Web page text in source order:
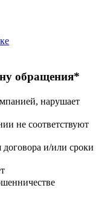
обращения*
нарушает
не соответствуют
и/или сроки